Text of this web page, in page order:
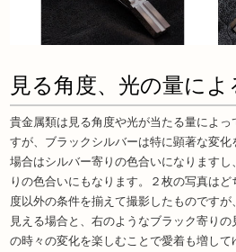
見る角度、光の量に
貴金属類は見る角度や光が当たる量によっ
すが、ブラックシルバーは特に顕著な変
場合はシルバー寄りの色合いになりますし
りの色合いにもなります。２枚の写真は
度以外の条件を揃えて撮影したものです
見える場合と、右のようなブラック寄り
の時々の変化を楽しむことで愛着も増し